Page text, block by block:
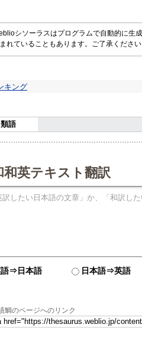
シソーラスはプログラムで自動的に生
れていることもあります。ご了承ください
キング
類語
和英テキスト翻訳
⇒日本語 日本語⇒英語
鯛のページへのリンク